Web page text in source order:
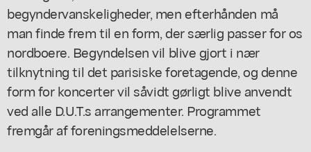
begyndervanskeligheder, men efterhånden må
man finde frem til en form, der særlig passer for os
nordboere. Begyndelsen vil blive gjort i nær
tilknytning til det parisiske foretagende, og denne
form for koncerter vil såvidt gørligt blive anvendt
ved alle D.U.T.s arrangementer. Programmet
fremgår af foreningsmeddelelserne.